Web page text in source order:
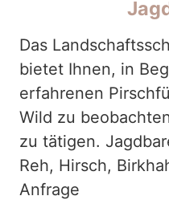
Das
bietet Ihnen, in
erfahrenen
Wild zu
zu tätigen.
Reh, Hirsch,
Anfrage